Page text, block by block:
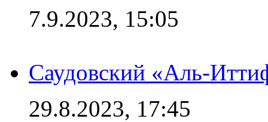
7.9.2023, 15:05
Саудовский «Аль-
29.8.2023, 17:45